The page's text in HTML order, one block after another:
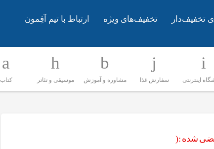
تخفیف‌دار تخفیف‌های ویژه ارتباط با تیم آفِمون
اینترنتی سفارش غذا مشاوره و آموزش موسیقی و تئاتر کتاب
شده :(